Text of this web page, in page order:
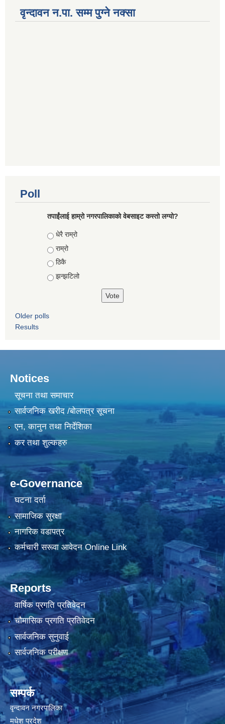
वृन्दावन न.पा. सम्म पुग्ने नक्सा
Poll
तपाईंलाई हाम्रो नगरपालिकाको वेबसाइट कस्तो लग्यो?
Choices
धेरै राम्रो
राम्रो
ठिकै
झन्झटिलो
Older polls
Results
Notices
सूचना तथा समाचार
सार्वजनिक खरीद /बोलपत्र सूचना
एन, कानुन तथा निर्देशिका
कर तथा शुल्कहरु
e-Governance
घटना दर्ता
सामाजिक सुरक्षा
नागरिक वडापत्र
कर्मचारी सरूवा आवेदन Online Link
Reports
वार्षिक प्रगति प्रतिवेदन
चौमासिक प्रगति प्रतिवेदन
सार्वजनिक सुनुवाई
सार्वजनिक परीक्षण
सम्पर्क
वृन्दावन नगरपालिका
मधेश प्रदेश